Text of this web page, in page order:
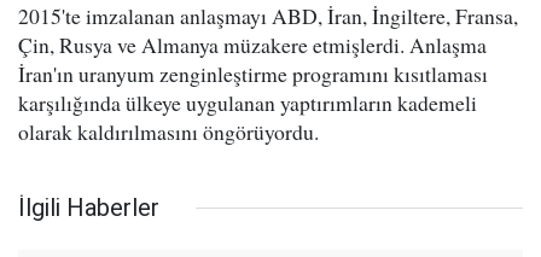
2015'te imzalanan anlaşmayı ABD, İran, İngiltere, Fransa,
Çin, Rusya ve Almanya müzakere etmişlerdi. Anlaşma
İran'ın uranyum zenginleştirme programını kısıtlaması
karşılığında ülkeye uygulanan yaptırımların kademeli
olarak kaldırılmasını öngörüyordu.
İlgili Haberler